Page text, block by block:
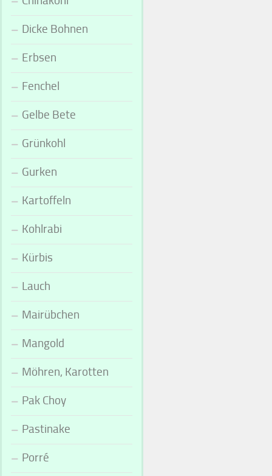
Dicke Bohnen
Erbsen
Fenchel
Gelbe Bete
Grünkohl
Gurken
Kartoffeln
Kohlrabi
Kürbis
Lauch
Mairübchen
Mangold
Möhren, Karotten
Pak Choy
Pastinake
Porré